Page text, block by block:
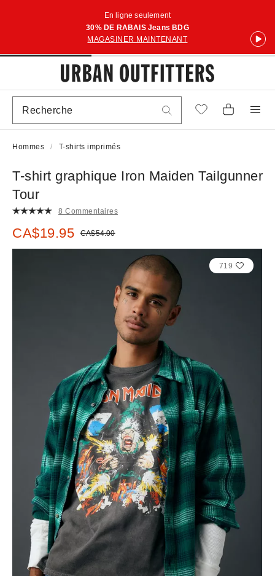
En ligne seulement
30% DE RABAIS Jeans BDG
MAGASINER MAINTENANT
Hommes T-shirts imprimés
T-shirt graphique Iron Maiden Tailgunner
Tour
8 Commentaires
Prix soldé :
CA$19.95 Prix courant :
CA$54.00
719